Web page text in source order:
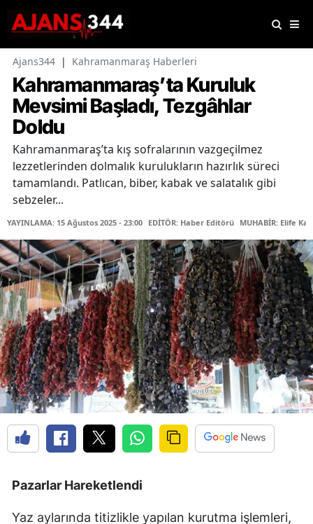
Ajans344 | Kahramanmaraş Haberleri
Kahramanmaraş’ta Kuruluk
Mevsimi Başladı, Tezgâhlar
Doldu
Kahramanmaraş’ta kış sofralarının vazgeçilmez
lezzetlerinden dolmalık kurulukların hazırlık süreci
tamamlandı. Patlıcan, biber, kabak ve salatalık gibi
sebzeler...
YAYINLAMA: 15 Ağustos 2025 - 23:00 EDİTÖR: Haber Editörü MUHABİR: Elife
Pazarlar Hareketlendi
Yaz aylarında titizlikle yapılan kurutma işlemleri,